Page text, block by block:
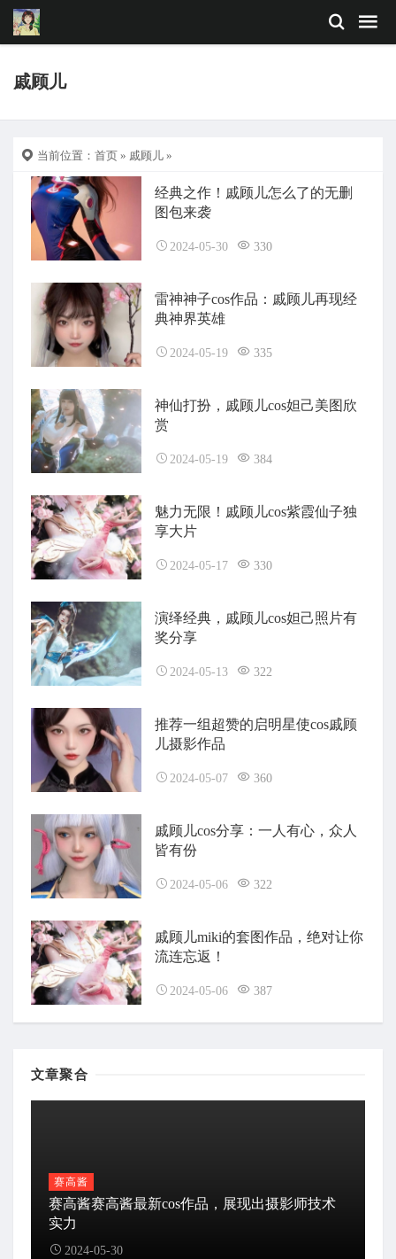
戚顾儿
当前位置： 首页 » 戚顾儿 »
经典之作！戚顾儿怎么了的无删
图包来袭
2024-05-30 330
雷神神子cos作品：戚顾儿再现经
典神界英雄
2024-05-19 335
神仙打扮，戚顾儿cos妲己美图欣
赏
2024-05-19 384
魅力无限！戚顾儿cos紫霞仙子独
享大片
2024-05-17 330
演绎经典，戚顾儿cos妲己照片有
奖分享
2024-05-13 322
推荐一组超赞的启明星使cos戚顾
儿摄影作品
2024-05-07 360
戚顾儿cos分享：一人有心，众人
皆有份
2024-05-06 322
戚顾儿miki的套图作品，绝对让你
流连忘返！
2024-05-06 387
文章聚合
赛高酱
赛高酱赛高酱最新cos作品，展现出摄影师技术
实力
2024-05-30